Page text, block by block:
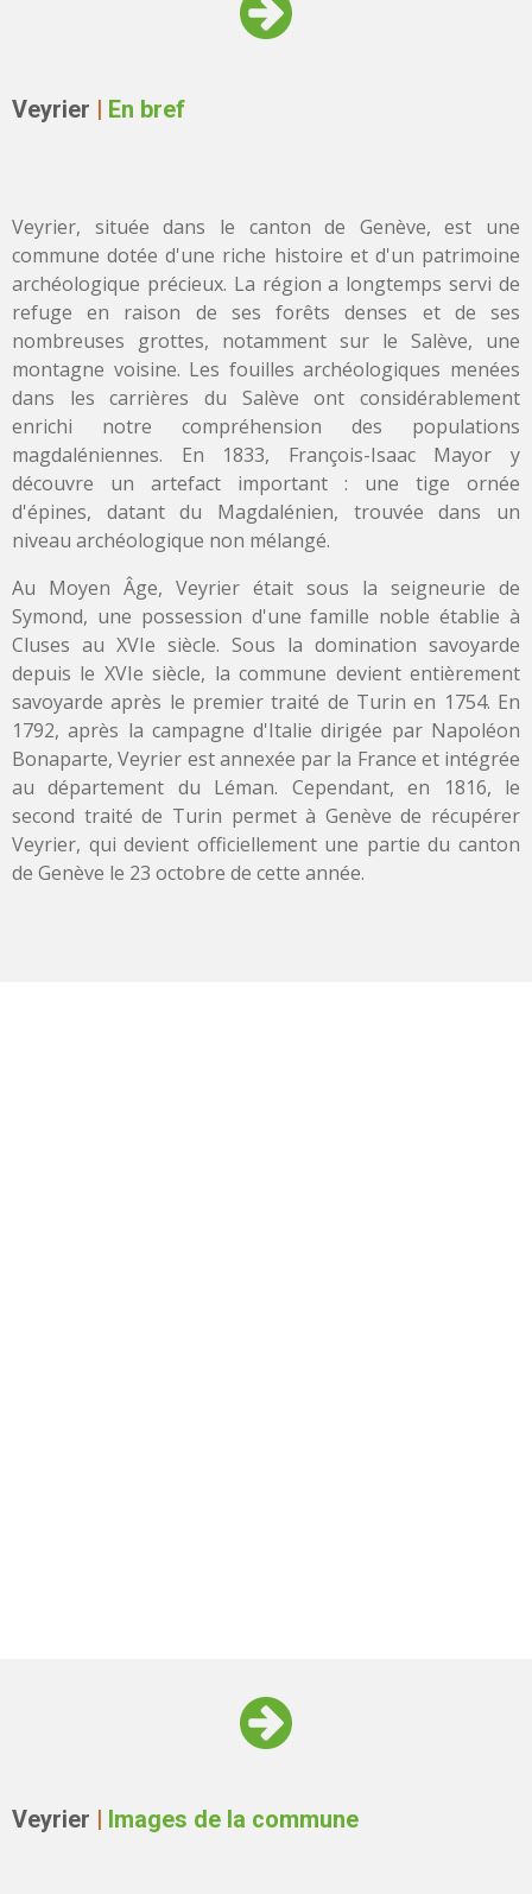
Veyrier En bref
Veyrier, située dans le canton de Genève, est une
commune dotée d'une riche histoire et d'un patrimoine
archéologique précieux. La région a longtemps servi de
refuge en raison de ses forêts denses et de ses
nombreuses grottes, notamment sur le Salève, une
montagne voisine. Les fouilles archéologiques menées
dans les carrières du Salève ont considérablement
enrichi notre compréhension des populations
magdaléniennes. En 1833, François-Isaac Mayor y
découvre un artefact important : une tige ornée
d'épines, datant du Magdalénien, trouvée dans un
niveau archéologique non mélangé.
Au Moyen Âge, Veyrier était sous la seigneurie de
Symond, une possession d'une famille noble établie à
Cluses au XVIe siècle. Sous la domination savoyarde
depuis le XVIe siècle, la commune devient entièrement
savoyarde après le premier traité de Turin en 1754. En
1792, après la campagne d'Italie dirigée par Napoléon
Bonaparte, Veyrier est annexée par la France et intégrée
au département du Léman. Cependant, en 1816, le
second traité de Turin permet à Genève de récupérer
Veyrier, qui devient officiellement une partie du canton
de Genève le 23 octobre de cette année.
Veyrier Images de la commune